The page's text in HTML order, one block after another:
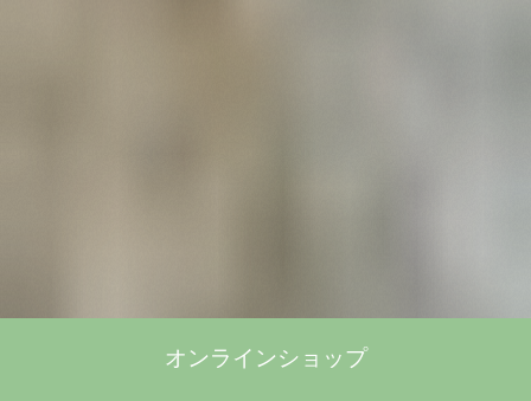
オンラインショップ